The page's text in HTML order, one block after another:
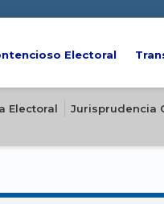
Electoral
Electoral
Jurisprudencia